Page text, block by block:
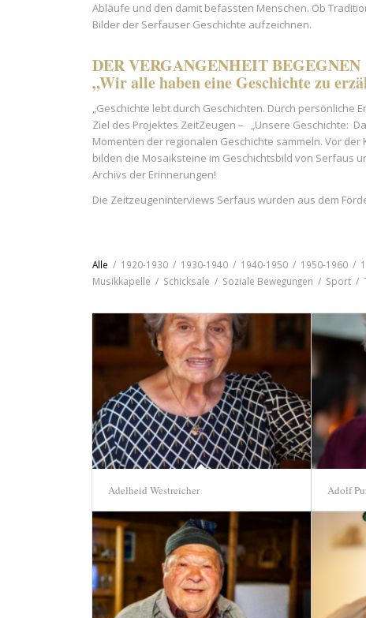
Abläufe und den damit befassten Menschen. Ob
Bilder der Serfauser Geschichte aufzeichnen.
DER VERGANGENHEIT BEGEGNEN
„Wir alle haben eine Geschichte zu
„Geschichte lebt durch Geschichten. Durch
Ziel des Projektes ZeitZeugen – „Unsere Geschichte:
Momenten der regionalen Geschichte sammeln. Vor
bilden die Mosaiksteine im Geschichtsbild von Serfaus
Archivs der Erinnerungen!
Die Zeitzeugeninterviews Serfaus wurden aus dem
Alle / 1920-1930 / 1930-1940 / 1940-1950 / 1950-1960 /
Musikkapelle / Schicksale / Soziale Bewegungen / Sport /
Adelheid Westreicher Adolf